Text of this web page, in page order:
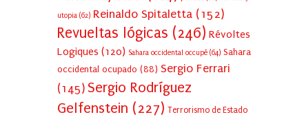
utopia (62) Reinaldo Spitaletta (152)
Revueltas lógicas (246) Révoltes
Logiques (120) Sahara occidental occupé (64) Sahara
occidental ocupado (88) Sergio Ferrari
(145) Sergio Rodríguez
Gelfenstein (227) Terrorismo de Estado